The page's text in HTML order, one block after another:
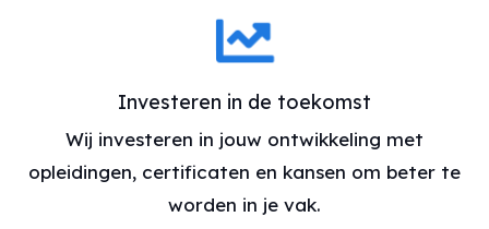
Investeren in de toekomst
Wij investeren in jouw ontwikkeling met
opleidingen, certificaten en kansen om beter te
worden in je vak.